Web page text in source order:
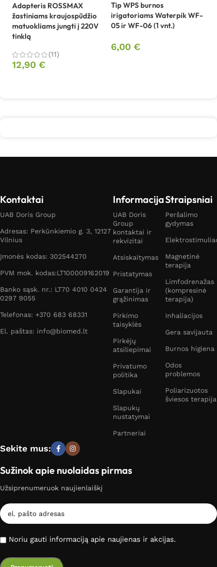
Adapteris ROSSMAX
žastiniams kraujospūdžio
matuokliams jungti į 220V
tinklą
(11)
12,90 €
Tip WPS burnos
irigatoriams Waterpik WF-
05 ir WF-06 (1 vnt.)
6,00 €
Kontaktai
UAB Doris Group
Adresas: Perkūnkiemio g. 3, 12127
Vilnius
Įmonės kodas: 302544270
PVM mok. kodas:LT100009162019
Banko sąsk. nr.: LT70 4010 0424
0297 9055
Telefonas: +370 683 68331
El. paštas: info@biomed.lt
Informacija
UAB Doris
Group
kontaktai ir
rekvizitai
Atsiskaitymas
Pristatymas
Garantija ir
grąžinimas
Pirkimo
taisyklės
Pirkėjų
atsiliepimai
Privatumo
politika
Slapukai
Slapukų
nustatymai
Partneriai
Straipsniai
Peršalimo
gydymas
Magnetinė
terapija
Limfodrenažas
(kompresinė
terapija)
Inhaliacijos
Gera savijauta
Burnos higiena
Odos
problemos
Poliarizuotos
šviesos terapija
Sekite mus:
Sužinok apie nuolaidas pirmas
Užsiprenumeruok naujienlaiškį
Noriu gauti informaciją apie naujienas ir akcijas.